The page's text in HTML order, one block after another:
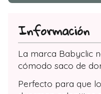
Información
La marca Babyclic
cómodo saco de
Perfecto para que